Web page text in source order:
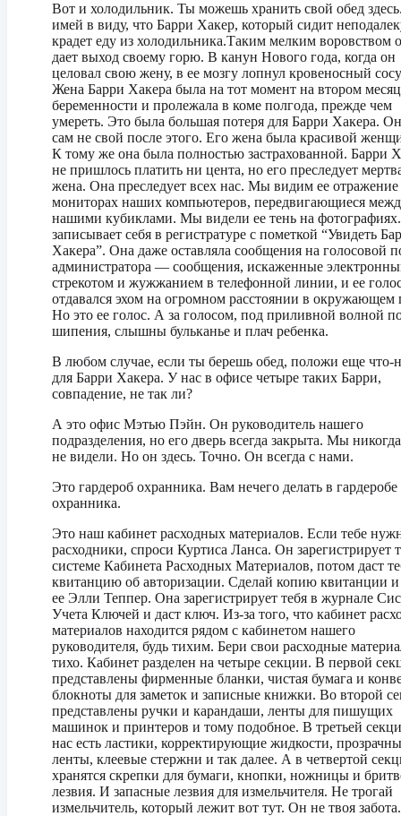
Вот и холодильник. Ты можешь хранить свой обед
имей в виду, что Барри Хакер, который сидит
крадет еду из холодильника.Таким мелким воровством
дает выход своему горю. В канун Нового года, когда он
целовал свою жену, в ее мозгу лопнул кровеносный
Жена Барри Хакера была на тот момент на втором
беременности и пролежала в коме полгода, прежде чем
умереть. Это была большая потеря для Барри Хакера.
сам не свой после этого. Его жена была красивой
К тому же она была полностью застрахованной. Барри
не пришлось платить ни цента, но его преследует
жена. Она преследует всех нас. Мы видим ее отражение
мониторах наших компьютеров, передвигающиеся
нашими кубиклами. Мы видели ее тень на
записывает себя в регистратуре с пометкой “Увидеть
Хакера”. Она даже оставляла сообщения на голосовой
администратора — сообщения, искаженные
стрекотом и жужжанием в телефонной линии, и ее
отдавался эхом на огромном расстоянии в окружающем
Но это ее голос. А за голосом, под приливной волной
шипения, слышны бульканье и плач ребенка.
В любом случае, если ты берешь обед, положи еще что-
для Барри Хакера. У нас в офисе четыре таких Барри,
совпадение, не так ли?
А это офис Мэтью Пэйн. Он руководитель нашего
подразделения, но его дверь всегда закрыта. Мы
не видели. Но он здесь. Точно. Он всегда с нами.
Это гардероб охранника. Вам нечего делать в гардеробе
охранника.
Это наш кабинет расходных материалов. Если тебе
расходники, спроси Куртиса Ланса. Он зарегистрирует
системе Кабинета Расходных Материалов, потом даст
квитанцию об авторизации. Сделай копию квитанции и
ее Элли Теппер. Она зарегистрирует тебя в журнале
Учета Ключей и даст ключ. Из-за того, что кабинет
материалов находится рядом с кабинетом нашего
руководителя, будь тихим. Бери свои расходные
тихо. Кабинет разделен на четыре секции. В первой
представлены фирменные бланки, чистая бумага и
блокноты для заметок и записные книжки. Во второй
представлены ручки и карандаши, ленты для пишущих
машинок и принтеров и тому подобное. В третьей
нас есть ластики, корректирующие жидкости,
ленты, клеевые стержни и так далее. А в четвертой
хранятся скрепки для бумаги, кнопки, ножницы и
лезвия. И запасные лезвия для измельчителя. Не трогай
измельчитель, который лежит вот тут. Он не твоя забота.